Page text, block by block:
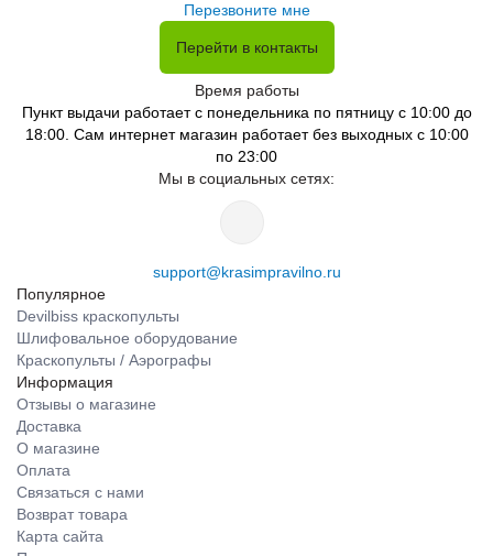
Перезвоните мне
Перейти в контакты
Время работы
Пункт выдачи работает с понедельника по пятницу с 10:00 до
18:00. Сам интернет магазин работает без выходных с 10:00
по 23:00
Мы в социальных сетях:
support@krasimpravilno.ru
Популярное
Devilbiss краскопульты
Шлифовальное оборудование
Краскопульты / Аэрографы
Информация
Отзывы о магазине
Доставка
О магазине
Оплата
Связаться с нами
Возврат товара
Карта сайта